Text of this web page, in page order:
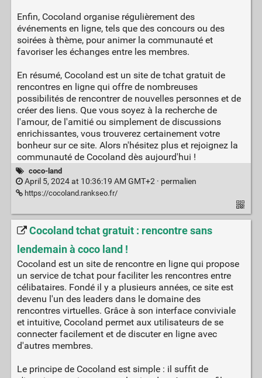
Enfin, Cocoland organise régulièrement des
événements en ligne, tels que des concours ou des
soirées à thème, pour animer la communauté et
favoriser les échanges entre les membres.
En résumé, Cocoland est un site de tchat gratuit de
rencontres en ligne qui offre de nombreuses
possibilités de rencontrer de nouvelles personnes et de
créer des liens. Que vous soyez à la recherche de
l'amour, de l'amitié ou simplement de discussions
enrichissantes, vous trouverez certainement votre
bonheur sur ce site. Alors n'hésitez plus et rejoignez la
communauté de Cocoland dès aujourd'hui !
coco-land
April 5, 2024 at 10:36:19 AM GMT+2 · permalien
https://cocoland.rankseo.fr/
Cocoland tchat gratuit : rencontre sans
lendemain à coco land !
Cocoland est un site de rencontre en ligne qui propose
un service de tchat pour faciliter les rencontres entre
célibataires. Fondé il y a plusieurs années, ce site est
devenu l'un des leaders dans le domaine des
rencontres virtuelles. Grâce à son interface conviviale
et intuitive, Cocoland permet aux utilisateurs de se
connecter facilement et de discuter en ligne avec
d'autres membres.
Le principe de Cocoland est simple : il suffit de